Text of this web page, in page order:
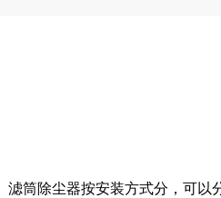
筒除尘器按安装方式分，可